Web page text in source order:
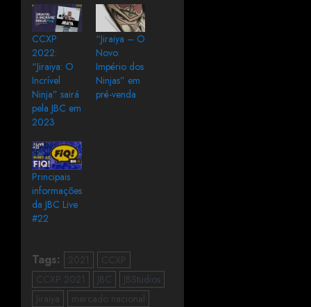
CCXP
2022:
“Jiraiya: O
Incrível
Ninja” sairá
pela JBC em
2023
“Jiraiya – O
Novo
Império dos
Ninjas” em
pré-venda
Principais
informações
da JBC Live
#22
Tags: 2021
CCXP
CCXP 2021
JBC
JBStudios
Jiraiya
mercado nacional